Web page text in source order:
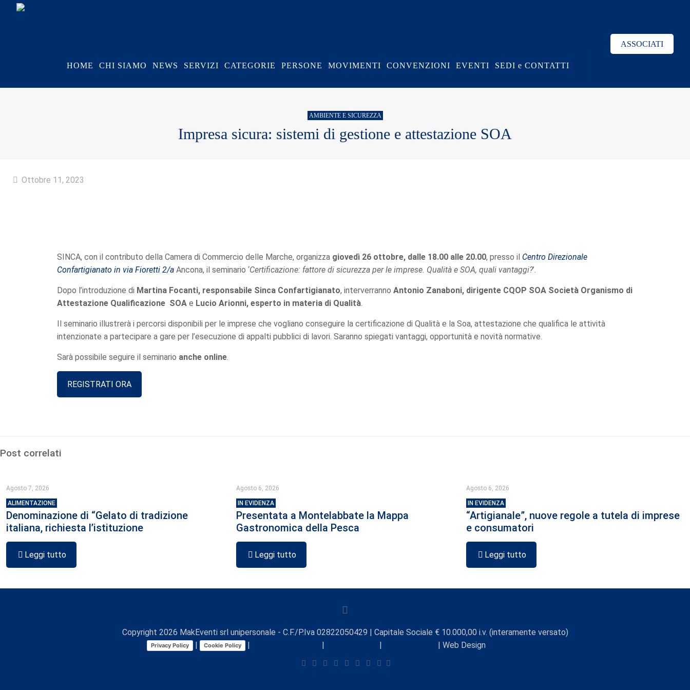
HOME CHI SIAMO NEWS SERVIZI CATEGORIE PERSONE MOVIMENTI CONVENZIONI EVENTI SEDI e CONTATTI
ASSOCIATI
AMBIENTE E SICUREZZA
Impresa sicura: sistemi di gestione e attestazione SOA
Ottobre 11, 2023
SINCA, con il contributo della Camera di Commercio delle Marche, organizza giovedì 26 ottobre, dalle 18.00 alle 20.00, presso il Centro Direzionale
Confartigianato in via Fioretti 2/a Ancona, il seminario ‘Certificazione: fattore di sicurezza per le imprese. Qualità e SOA, quali vantaggi?’.
Dopo l’introduzione di Martina Focanti, responsabile Sinca Confartigianato, interverrannoAntonio Zanaboni, dirigente CQOP SOA Società Organismo di
Attestazione Qualificazione SOA e Lucio Arionni, esperto in materia di Qualità.
Il seminario illustrerà i percorsi disponibili per le imprese che vogliano conseguire la certificazione di Qualità e la Soa, attestazione che qualifica le attività
intenzionate a partecipare a gare per l’esecuzione di appalti pubblici di lavori. Saranno spiegati vantaggi, opportunità e novità normative.
Sarà possibile seguire il seminario anche online.
REGISTRATI ORA
Post correlati
Agosto 7, 2026
ALIMENTAZIONE
Denominazione di “Gelato di tradizione
italiana, richiesta l’istituzione
Leggi tutto
Agosto 6, 2026
IN EVIDENZA
Presentata a Montelabbate la Mappa
Gastronomica della Pesca
Leggi tutto
Agosto 6, 2026
IN EVIDENZA
“Artigianale”, nuove regole a tutela di imprese
e consumatori
Leggi tutto
Copyright 2026 MakEventi srl unipersonale - C.F./P.Iva 02822050429 | Capitale Sociale € 10.000,00 i.v. (interamente versato)
Privacy Policy | Cookie Policy | | | | Web Design